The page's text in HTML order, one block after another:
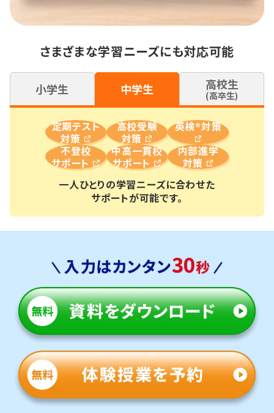
さまざまな学習ニーズにも対応可能
小学生 中学生 高校生
(高卒生)
定期テスト
対策
高校受験
対策
英検®対策
不登校
サポート
中高一貫校
サポート
内部進学
対策
一人ひとりの学習ニーズに合わせた
サポートが可能です。